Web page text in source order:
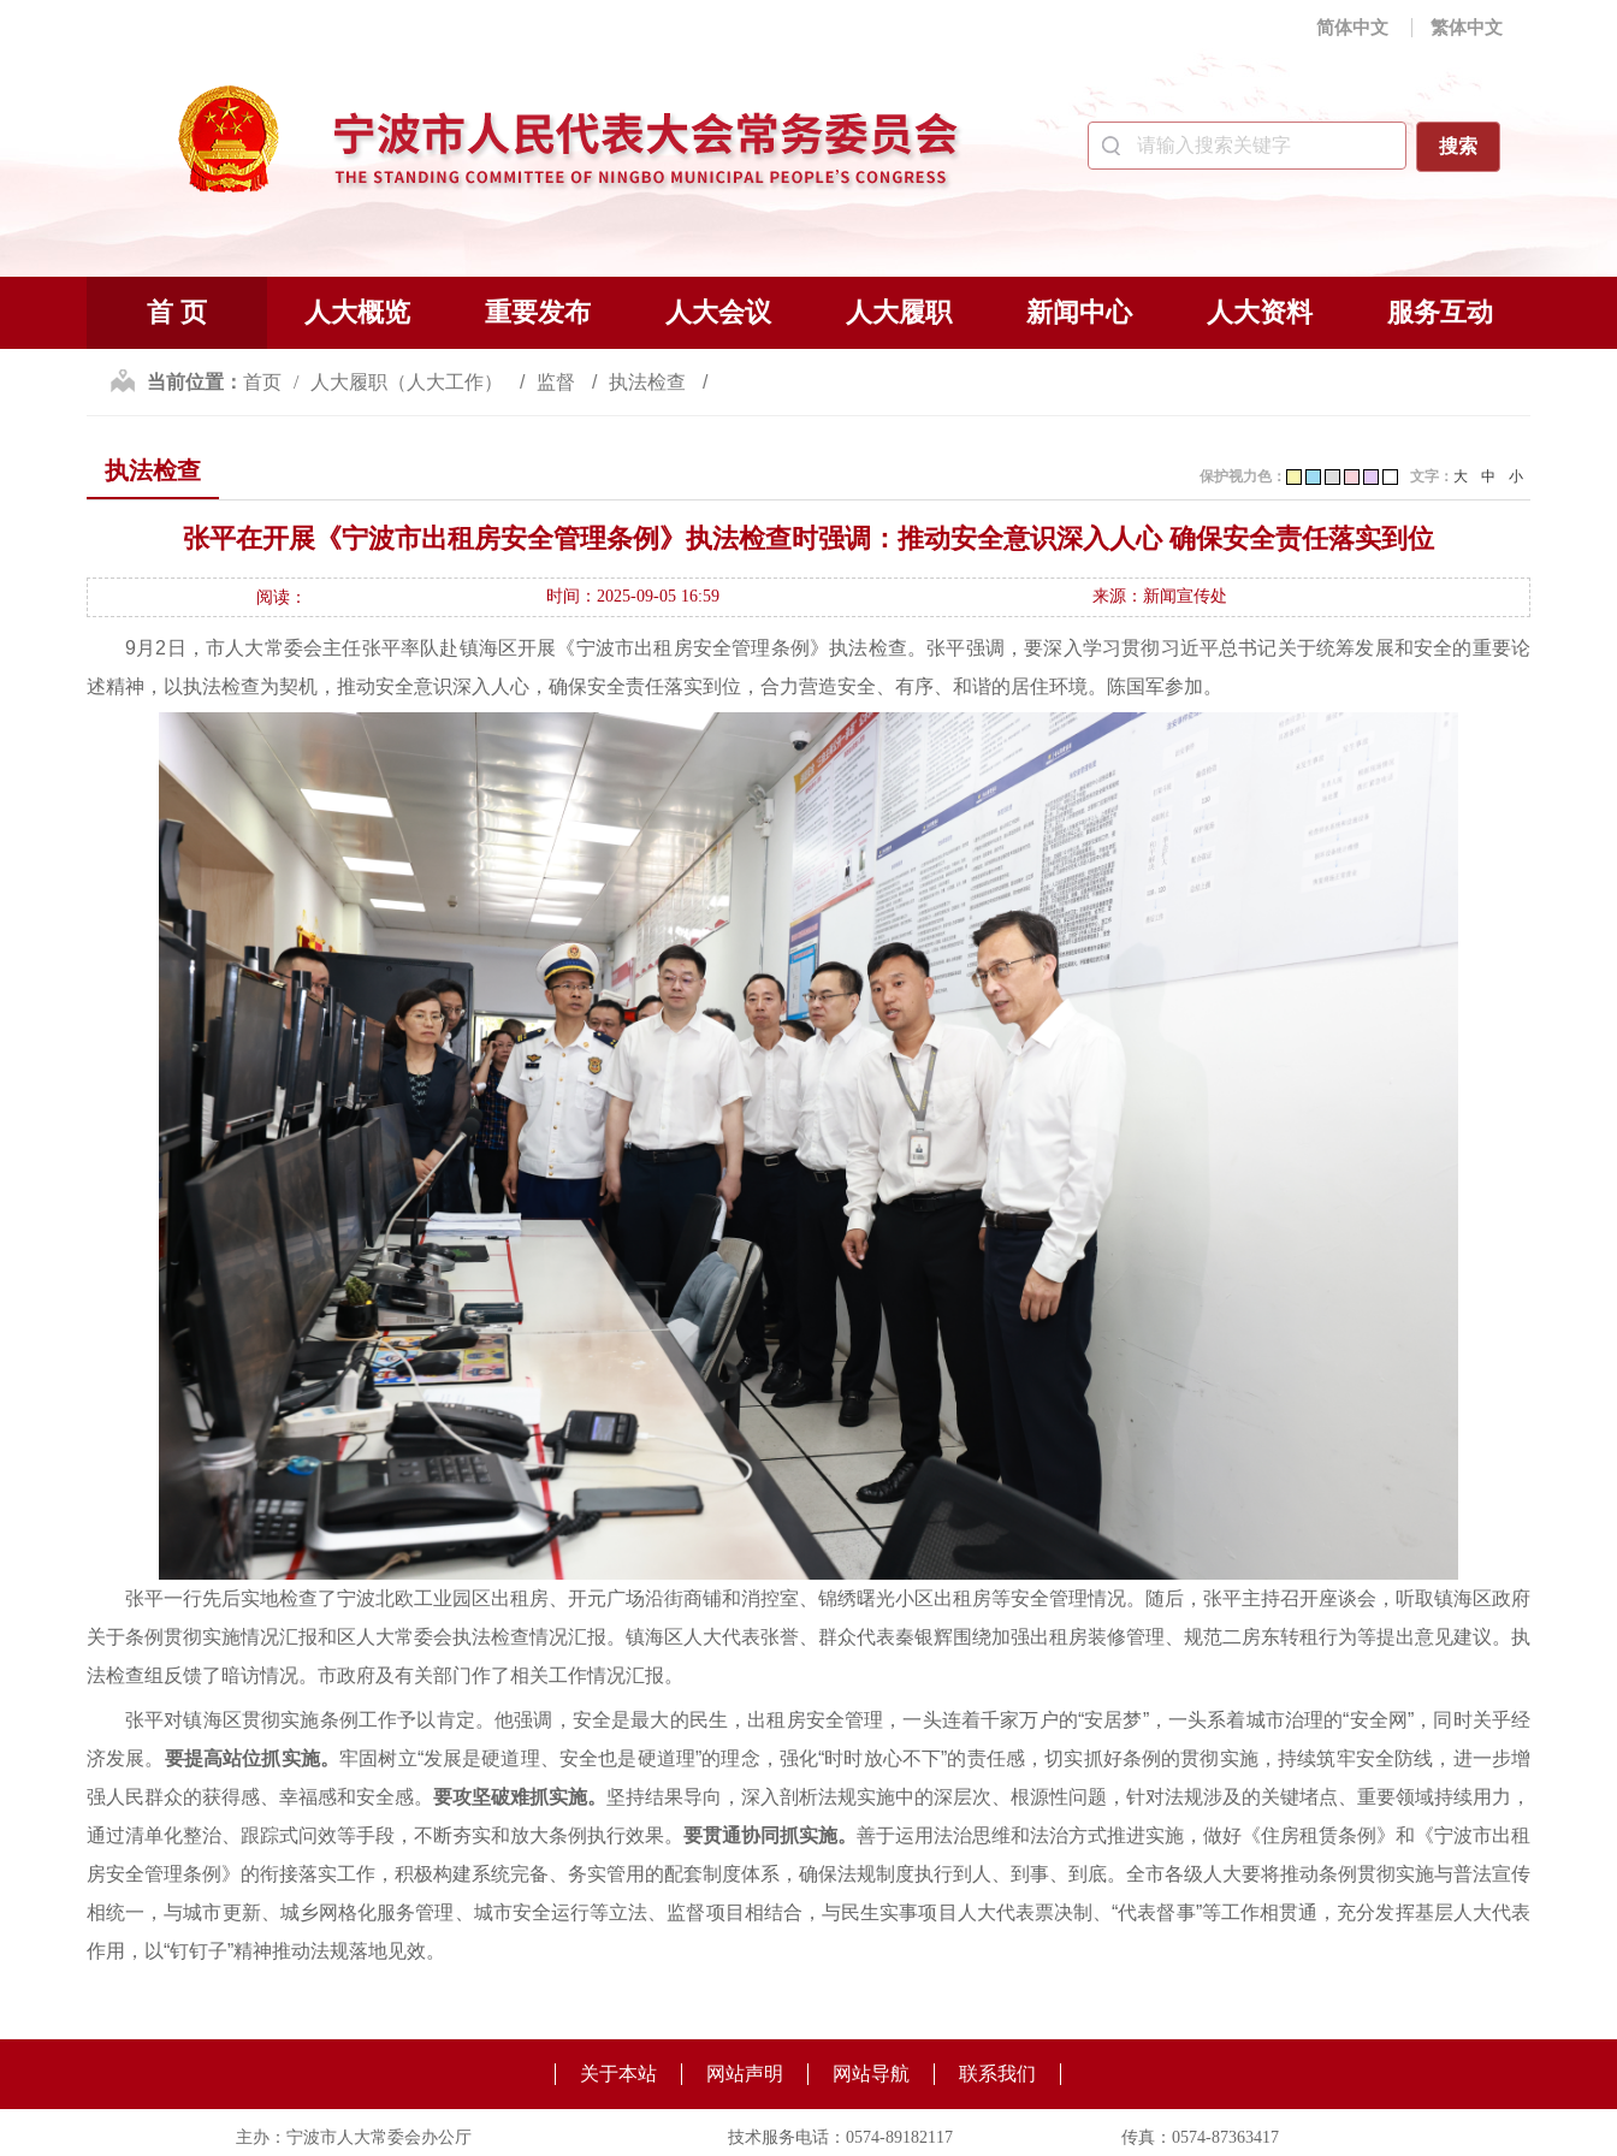
简体中文 繁体中文
首 页 人大概览 重要发布 人大会议 人大履职 新闻中心 人大资料 服务互动
当前位置： 首页 人大履职（人大工作） 监督 执法检查
执法检查 文字： 大 中 小
保护视力色：
张平在开展《宁波市出租房安全管理条例》执法检查时强调：推动安全意识深入人心 确保安全责任落实到位
阅读： 时间：2025-09-05 16:59 来源：新闻宣传处
9月2日，市人大常委会主任张平率队赴镇海区开展《宁波市出租房安全管理条例》执法检查。张平强调，要深入学习贯彻习近平总书记关于统筹发展和安全的重要论
述精神，以执法检查为契机，推动安全意识深入人心，确保安全责任落实到位，合力营造安全、有序、和谐的居住环境。陈国军参加。
张平一行先后实地检查了宁波北欧工业园区出租房、开元广场沿街商铺和消控室、锦绣曙光小区出租房等安全管理情况。随后，张平主持召开座谈会，听取镇海区政府
关于条例贯彻实施情况汇报和区人大常委会执法检查情况汇报。镇海区人大代表张誉、群众代表秦银辉围绕加强出租房装修管理、规范二房东转租行为等提出意见建议。执
法检查组反馈了暗访情况。市政府及有关部门作了相关工作情况汇报。
张平对镇海区贯彻实施条例工作予以肯定。他强调，安全是最大的民生，出租房安全管理，一头连着千家万户的“安居梦”，一头系着城市治理的“安全网”，同时关乎经
济发展。 要提高站位抓实施。牢固树立“发展是硬道理、安全也是硬道理”的理念，强化“时时放心不下”的责任感，切实抓好条例的贯彻实施，持续筑牢安全防线，进一步增
强人民群众的获得感、幸福感和安全感。 要攻坚破难抓实施。 坚持结果导向，深入剖析法规实施中的深层次、根源性问题，针对法规涉及的关键堵点、重要领域持续用力，
通过清单化整治、跟踪式问效等手段，不断夯实和放大条例执行效果。 要贯通协同抓实施。 善于运用法治思维和法治方式推进实施，做好《住房租赁条例》和《宁波市出租
房安全管理条例》的衔接落实工作，积极构建系统完备、务实管用的配套制度体系，确保法规制度执行到人、到事、到底。全市各级人大要将推动条例贯彻实施与普法宣传
相统一，与城市更新、城乡网格化服务管理、城市安全运行等立法、监督项目相结合，与民生实事项目人大代表票决制、“代表督事”等工作相贯通，充分发挥基层人大代表
作用，以“钉钉子”精神推动法规落地见效。
关于本站 网站声明 网站导航 联系我们
主办：宁波市人大常委会办公厅 技术服务电话：0574-89182117 传真：0574-87363417